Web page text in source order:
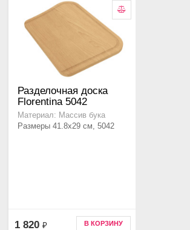
Разделочная доска
Florentina 5042
Материал: Массив бука
Размеры 41.8х29 см, 5042
1 820 ₽ В КОРЗИНУ